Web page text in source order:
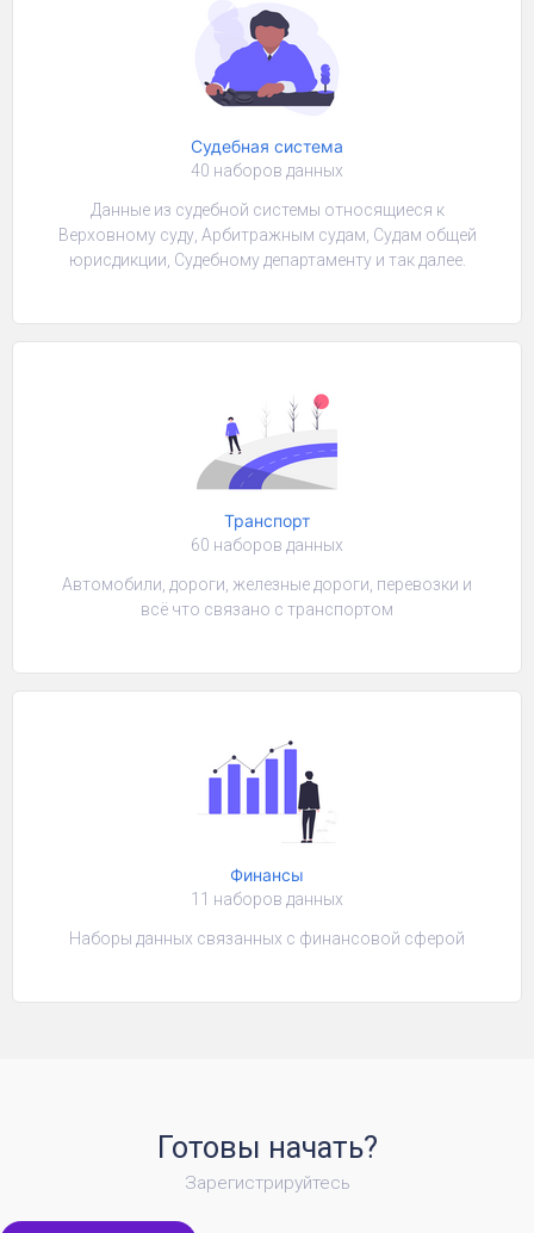
Судебная система
40 наборов данных
Данные из судебной системы относящиеся к
Верховному суду, Арбитражным судам, Судам общей
юрисдикции, Судебному департаменту и так далее.
Транспорт
60 наборов данных
Автомобили, дороги, железные дороги, перевозки и
всё что связано с транспортом
Финансы
11 наборов данных
Наборы данных связанных с финансовой сферой
Готовы начать?
Зарегистрируйтесь